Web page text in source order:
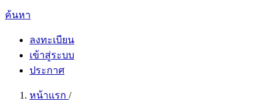
ค้นหา
ลงทะเบียน
เข้าสู่ระบบ
ประกาศ
หน้าแรก /